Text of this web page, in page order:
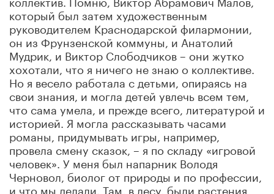
который был затем художественным
руководителем Краснодарской филармонии,
он из Фрунзенской коммуны, и Анатолий
Мудрик, и Виктор Слободчиков – они жутко
хохотали, что я ничего не знаю о коллективе.
Но я весело работала с детьми, опираясь на
свои знания, и могла детей увлечь всем тем,
что сама умела, и прежде всего, литературой и
историей. Я могла рассказывать часами
романы, придумывать игры, например,
провела смену сказок, – я по складу «игровой
человек». У меня был напарник Володя
Черновол, биолог от природы и по профессии,
и что мы делали. Там, в лесу, были растения